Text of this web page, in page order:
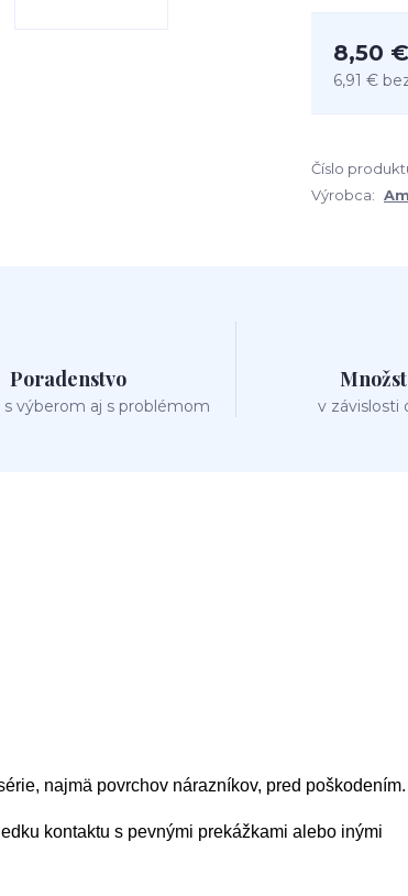
8,50 €
6,91 €
Číslo
Výrobca:
Poradenstvo
s výberom aj s problémom v závislosti
najmä povrchov nárazníkov, pred poškodením.
kontaktu s pevnými prekážkami alebo inými